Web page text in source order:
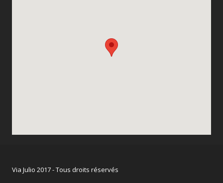
Via Julio 2017 - Tous droits réservés